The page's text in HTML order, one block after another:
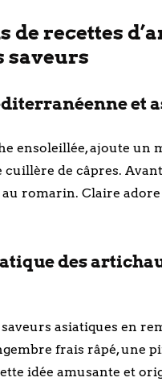
de recettes
saveurs
et
ensoleillée, ajoute un
cuillère de câpres.
au romarin. Claire
des
asiatiques en
frais râpé, une
idée amusante et